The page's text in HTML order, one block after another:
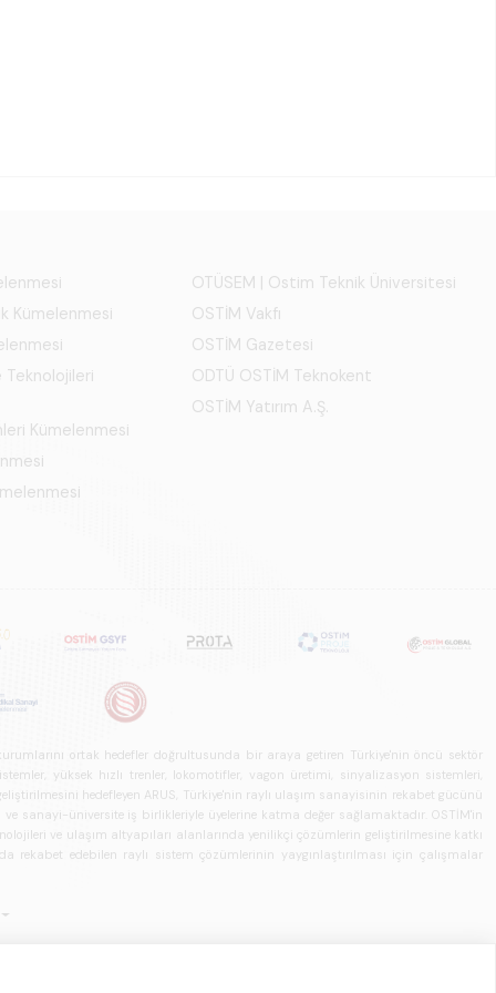
Kümelenmesi
Teknolojileri
Kümelenmesi
OTÜSEM | Ostim Teknik Üniversitesi
OSTİM Vakfı
OSTİM Gazetesi
ODTÜ OSTİM Teknokent
OSTİM Yatırım A.Ş.
ortak hedefler doğrultusunda bir araya getiren Türkiye'nin öncü sektör
yüksek hızlı trenler, lokomotifler, vagon üretimi, sinyalizasyon sistemleri,
hedefleyen ARUS, Türkiye'nin raylı ulaşım sanayisinin rekabet gücünü
sanayi-üniversite iş birlikleriyle üyelerine katma değer sağlamaktadır. OSTİM'in
ve ulaşım altyapıları alanlarında yenilikçi çözümlerin geliştirilmesine katkı
rekabet edebilen raylı sistem çözümlerinin yaygınlaştırılması için çalışmalar